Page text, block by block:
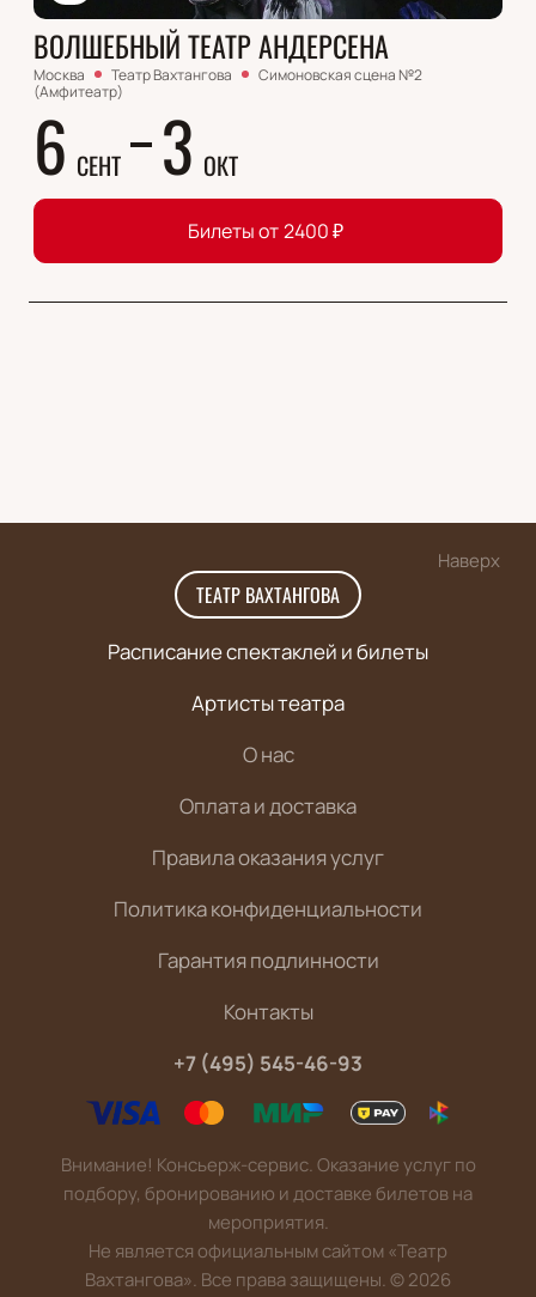
ВОЛШЕБНЫЙ ТЕАТР АНДЕРСЕНА
Москва Театр Вахтангова
Симоновская сцена №2
(Амфитеатр)
6 СЕНТ 3 ОКТ
Билеты от2400₽
Наверх
ТЕАТР ВАХТАНГОВА
Расписание спектаклей и билеты
Артисты театра
О нас
Оплата и доставка
Правила оказания услуг
Политика конфиденциальности
Гарантия подлинности
Контакты
+7 (495) 545-46-93
Внимание! Консьерж-сервис. Оказание услуг по
подбору, бронированию и доставке билетов на
мероприятия.
Не является официальным сайтом «Театр
Вахтангова». Все права защищены.©2026